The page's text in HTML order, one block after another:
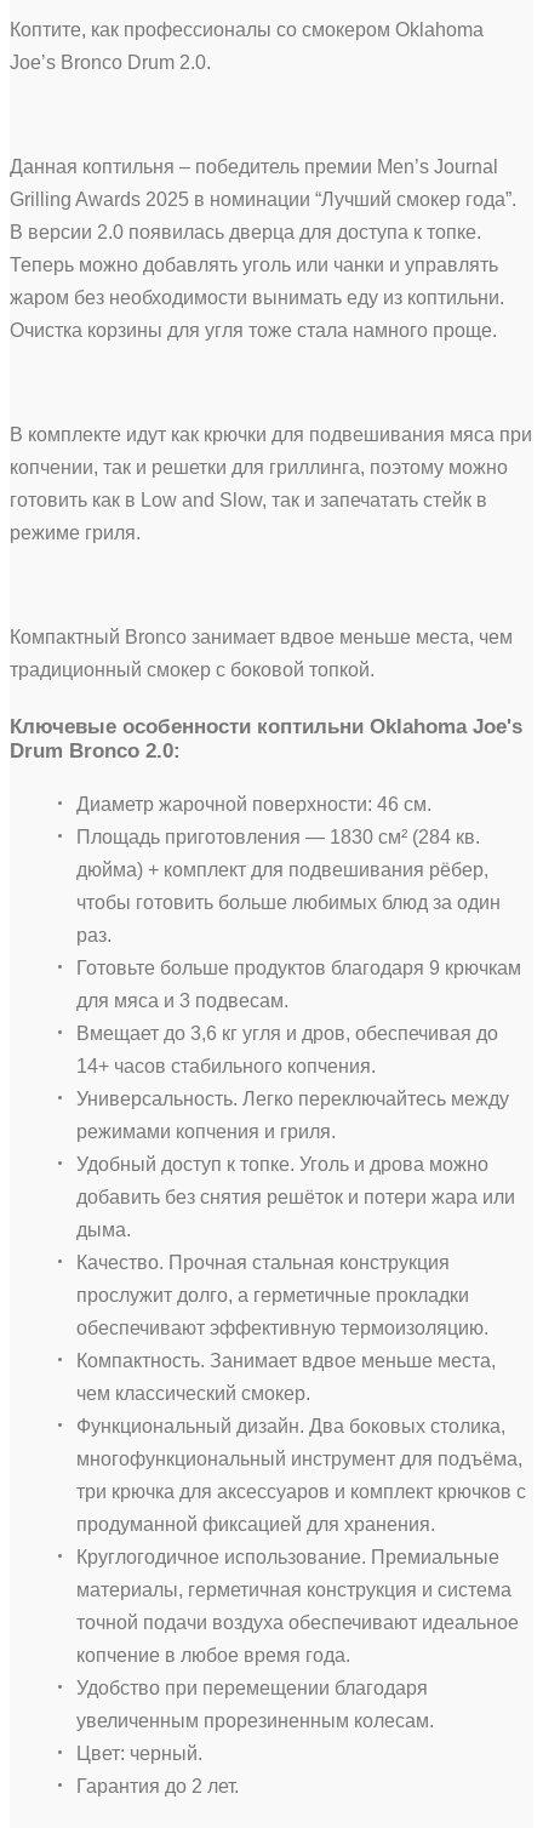
Коптите, как профессионалы со смокером Oklahoma
Joe’s Bronco Drum 2.0.
Данная коптильня – победитель премии Men’s Journal
Grilling Awards 2025 в номинации “Лучший смокер года”.
В версии 2.0 появилась дверца для доступа к топке.
Теперь можно добавлять уголь или чанки и управлять
жаром без необходимости вынимать еду из коптильни.
Очистка корзины для угля тоже стала намного проще.
В комплекте идут как крючки для подвешивания мяса при
копчении, так и решетки для гриллинга, поэтому можно
готовить как в Low and Slow, так и запечатать стейк в
режиме гриля.
Компактный Bronco занимает вдвое меньше места, чем
традиционный смокер с боковой топкой.
Ключевые особенности коптильни Oklahoma Joe's
Drum Bronco 2.0:
Диаметр жарочной поверхности: 46 см.
Площадь приготовления — 1830 см² (284 кв.
дюйма) + комплект для подвешивания рёбер,
чтобы готовить больше любимых блюд за один
раз.
Готовьте больше продуктов благодаря 9 крючкам
для мяса и 3 подвесам.
Вмещает до 3,6 кг угля и дров, обеспечивая до
14+ часов стабильного копчения.
Универсальность. Легко переключайтесь между
режимами копчения и гриля.
Удобный доступ к топке. Уголь и дрова можно
добавить без снятия решёток и потери жара или
дыма.
Качество. Прочная стальная конструкция
прослужит долго, а герметичные прокладки
обеспечивают эффективную термоизоляцию.
Компактность. Занимает вдвое меньше места,
чем классический смокер.
Функциональный дизайн. Два боковых столика,
многофункциональный инструмент для подъёма,
три крючка для аксессуаров и комплект крючков с
продуманной фиксацией для хранения.
Круглогодичное использование. Премиальные
материалы, герметичная конструкция и система
точной подачи воздуха обеспечивают идеальное
копчение в любое время года.
Удобство при перемещении благодаря
увеличенным прорезиненным колесам.
Цвет: черный.
Гарантия до 2 лет.